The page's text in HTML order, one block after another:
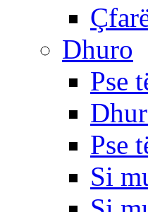
Dhuro
Pse
Pse
Si